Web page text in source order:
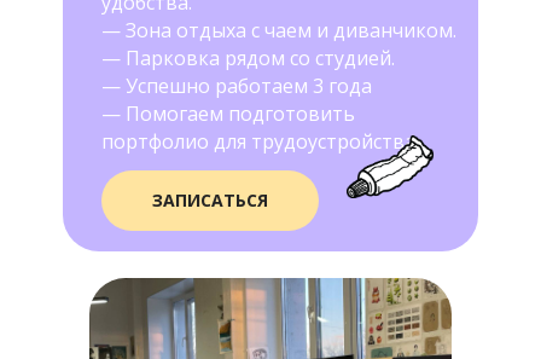
— Зона отдыха с чаем и диванчиком.
— Парковка рядом со студией.
— Успешно работаем 3 года
— Помогаем подготовить
портфолио для трудоустройства
ЗАПИСАТЬСЯ